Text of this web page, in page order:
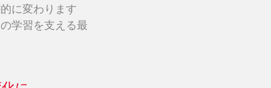
に変わります
学習を支える最